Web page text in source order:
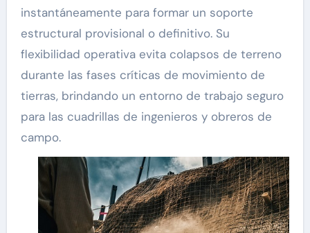
instantáneamente para formar un soporte
estructural provisional o definitivo. Su
flexibilidad operativa evita colapsos de terreno
durante las fases críticas de movimiento de
tierras, brindando un entorno de trabajo seguro
para las cuadrillas de ingenieros y obreros de
campo.